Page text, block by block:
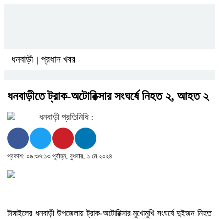
ধনবাড়ী | প্রধান খবর
ধনবাড়ীতে ট্রাক-অটোরিক্সার সংঘর্ষে নিহত ২, আহত ২
ধনবাড়ী প্রতিনিধি :
প্রকাশ: ০৯:৩৭:১৩ পূর্বাহ্ন, বুধবার, ১ মে ২০২৪
টাঙ্গাইলের ধনবাড়ী উপজেলায় ট্রাক-অটোরিক্সার মুখোমুখি সংঘর্ষে দুইজন নিহত